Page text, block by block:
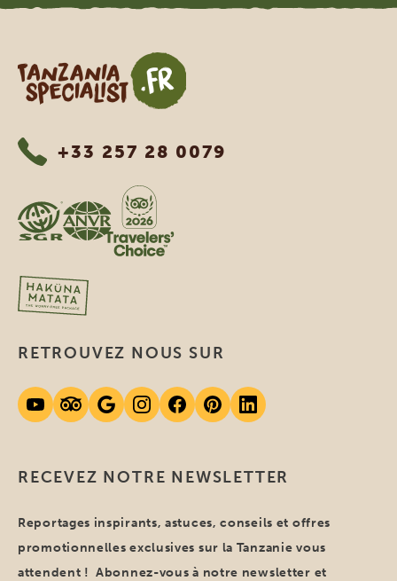
Tanzania Specialist
+33 257 28 0079
RECEVEZ NOTRE NEWSLETTER
Reportages inspirants, astuces, conseils et offres
promotionnelles exclusives sur la Tanzanie vous
attendent ! Abonnez-vous à notre newsletter et
RETROUVEZ NOUS SUR